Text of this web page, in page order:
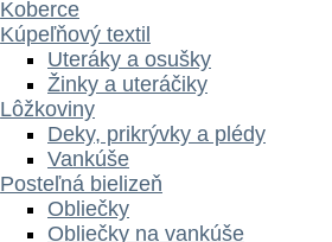
Koberce
Kúpeľňový textil
Uteráky a osušky
Žinky a uteráčiky
Lôžkoviny
Deky, prikrývky a plédy
Vankúše
Posteľná bielizeň
Obliečky
Obliečky na vankúše